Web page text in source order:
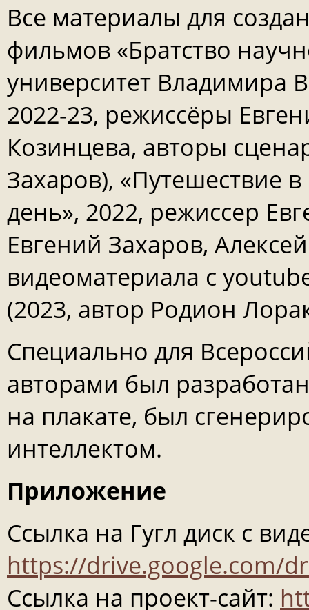
Все материалы для
фильмов «Братство
университет Владимира
2022-23, режиссёры
Козинцева, авторы
Захаров), «Путешествие
день», 2022, режиссер
Евгений Захаров,
видеоматериала с
(2023, автор Родион
Специально для
авторами был
на плакате, был
интеллектом.
Приложение
Ссылка на Гугл диск c
https://drive.google.com/
Ссылка на проект-сайт: